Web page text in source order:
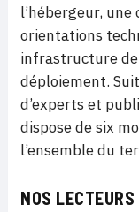
l’hébergeur,
orientations
infrastructure de
déploiement.
d’experts et
dispose de six
l’ensemble du
NOS